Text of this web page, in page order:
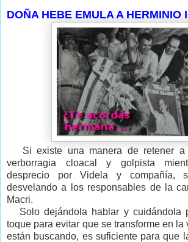
DOÑA HEBE EMULA A HERMINIO
Si existe una manera de retener a
verborragia cloacal y golpista
desprecio por Videla y compañía,
desvelando a los responsables de la
Macri.
Solo dejándola hablar y cuidándola
toque para evitar que se transforme en la
están buscando, es suficiente para que